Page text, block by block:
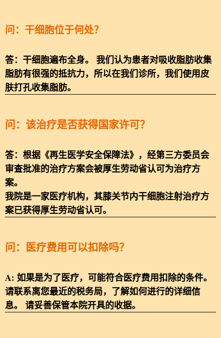
问：干细胞位于何处？
答：干细胞遍布全身。 我们认为患者对吸收脂肪收集
脂肪有很强的抵抗力，所以在我们诊所，我们使用皮
肤打孔收集脂肪。
问：该治疗是否获得国家许可？
答：根据《再生医学安全保障法》，经第三方委员会
审查批准的治疗方案会被厚生劳动省认可为治疗方
案。
我院是一家医疗机构，其膝关节内干细胞注射治疗方
案已获得厚生劳动省认可。
问：医疗费用可以扣除吗？
A: 如果是为了医疗，可能符合医疗费用扣除的条件。
请联系离您最近的税务局，了解如何进行的详细信
息。 请妥善保管本院开具的收据。